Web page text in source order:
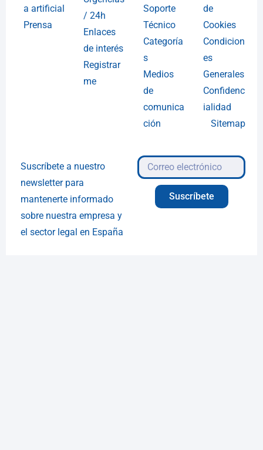
a artificial
Prensa
/ 24h
Enlaces
de interés
Registrar
me
Soporte
Técnico
Categoría
s
Medios
de
comunica
ción
de
Cookies
Condicion
es
Generales
Confidenc
ialidad
Sitemap
Suscríbete a nuestro
newsletter para
mantenerte informado
sobre nuestra empresa y
el sector legal en España
Suscríbete